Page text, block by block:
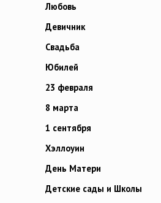
Любовь
Девичник
Свадьба
Юбилей
23 февраля
8 марта
1 сентября
Хэллоуин
День Матери
Детские сады и Школы